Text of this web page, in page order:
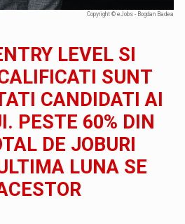
Copyright © eJobs - Bogdan Badea
LEVEL SI
SUNT
CANDIDATI AI
PESTE 60% DIN
DE JOBURI
LUNA SE